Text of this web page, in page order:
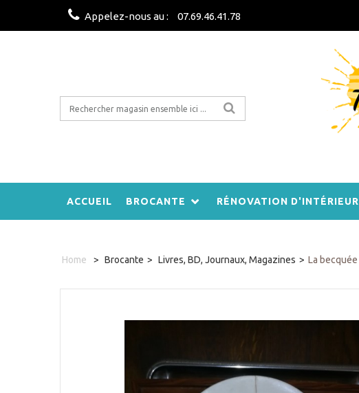
Appelez-nous au : 07.69.46.41.78
ACCUEIL BROCANTE RÉNOVATION D'INTÉRIEUR
Home > Brocante > Livres, BD, Journaux, Magazines > La